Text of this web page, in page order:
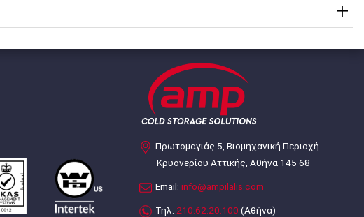
Πρωτομαγιάς 5, Βιομηχανική Περιοχή
Κρυονερίου Αττικής, Αθήνα 145 68
Email: info@ampilalis.com
Τηλ: 210.62.20.100 (Αθήνα)